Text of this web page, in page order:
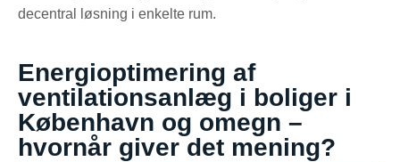
decentral løsning i enkelte rum.
Energioptimering af
ventilationsanlæg i boliger i
København og omegn –
hvornår giver det mening?